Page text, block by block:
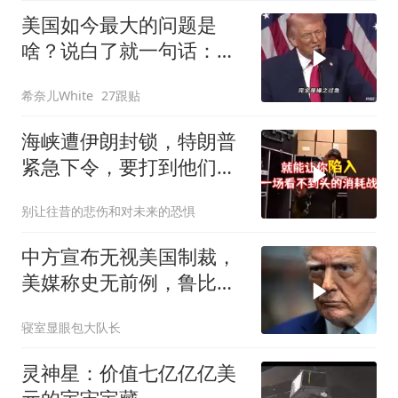
美国如今最大的问题是
啥？说白了就一句话：战
希奈儿White 27跟贴
海峡遭伊朗封锁，特朗普
紧急下令，要打到他们承
别让往昔的悲伤和对未来的恐惧
中方宣布无视美国制裁，
美媒称史无前例，鲁比
寝室显眼包大队长
灵神星：价值七亿亿亿美